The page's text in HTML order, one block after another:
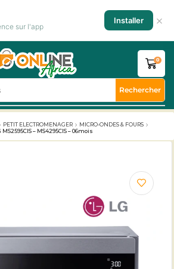
Rechercher
0
PETIT ELECTROMENAGER
MICRO-ONDES & FOURS
– MS4295CIS – 06mois
sur l'app
Installer ×